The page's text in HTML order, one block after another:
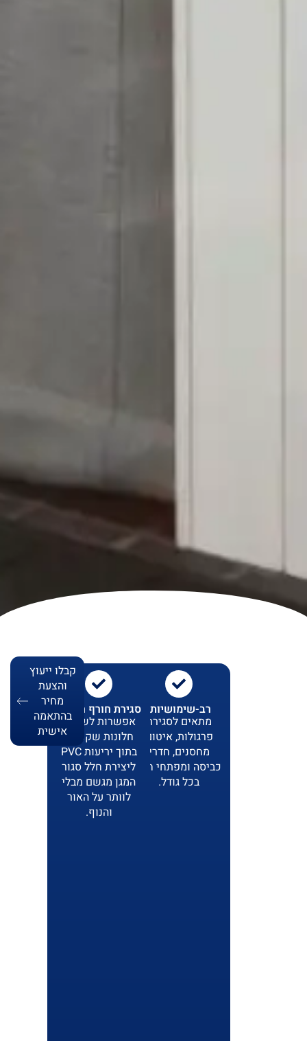
רב-שימושיות:
מתאים לסגירת
פרגולות, איטום
מחסנים, חדרי
כביסה ומפתחי חוץ
בכל גודל.
סגירת חורף חכמה:
אפשרות לשילוב
חלונות שקופים
בתוך יריעות PVC
ליצירת חלל סגור
המגן מגשם מבלי
לוותר על האור
והנוף.
קבלו ייעוץ
והצעת
מחיר
בהתאמה
אישית